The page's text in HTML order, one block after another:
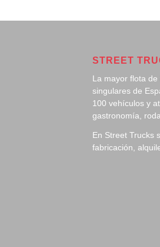
STREET
La mayor flota
singulares de
100 vehículos y
gastronomía,
En Street Trucks
fabricación,